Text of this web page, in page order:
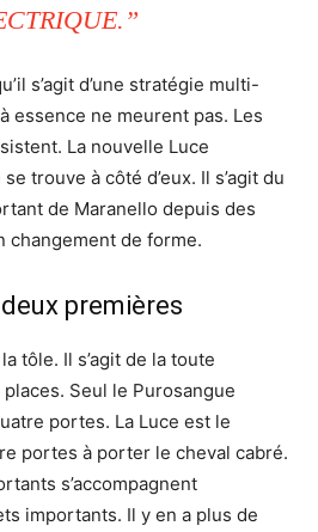
s’agit d’une stratégie multi-
essence ne meurent pas. Les
La nouvelle Luce
trouve à côté d’eux. Il s’agit du
de Maranello depuis des
changement de forme.
premières
tôle. Il s’agit de la toute
Seul le Purosangue
portes. La Luce est le
portes à porter le cheval cabré.
s’accompagnent
importants. Il y en a plus de